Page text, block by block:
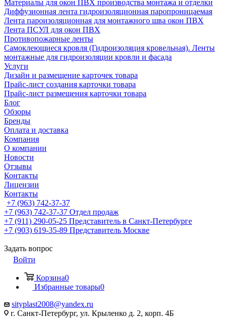
Материалы для окон ПВХ производства монтажа и отделки
Диффузионная лента гидроизоляционная паропроницаемая
Лента пароизоляционная для монтажного шва окон ПВХ
Лента ПСУЛ для окон ПВХ
Противопожарные ленты
Самоклеющиеся кровля (Гидроизоляция кровельная). Ленты
монтажные для гидроизоляции кровли и фасада
Услуги
Дизайн и размещение карточек товара
Прайс-лист создания карточки товара
Прайс-лист размещения карточки товара
Блог
Обзоры
Бренды
Оплата и доставка
Компания
О компании
Новости
Отзывы
Контакты
Лицензии
Контакты
+7 (963) 742-37-37
+7 (963) 742-37-37 Отдел продаж
+7 (911) 290-05-25 Представитель в Санкт-Петербурге
+7 (903) 619-35-89 Представитель Москве
Задать вопрос
Войти
Корзина0
Избранные товары0
sityplast2008@yandex.ru
г. Санкт-Петербург, ул. Крыленко д. 2, корп. 4Б